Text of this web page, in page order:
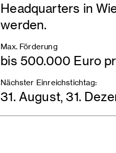
Headquarters in
werden.
Max. Förderung
bis 500.000 Euro
Nächster Einreichstichtag:
31. August, 31.